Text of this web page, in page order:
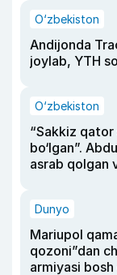
O‘zbekiston
Andijonda
joylab, YTH
O‘zbekiston
“Sakkiz
bo‘lgan”.
asrab qolgan
Dunyo
Mariupol
qozoni”dan
armiyasi